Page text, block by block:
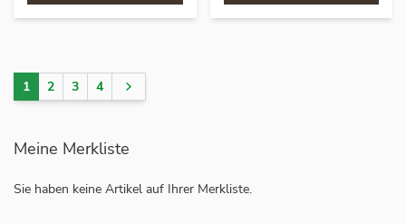
Sie lesen gerade Seite
1 Seite
2 Seite
3 Seite
4 Seite
Meine Merkliste
Sie haben keine Artikel auf Ihrer Merkliste.